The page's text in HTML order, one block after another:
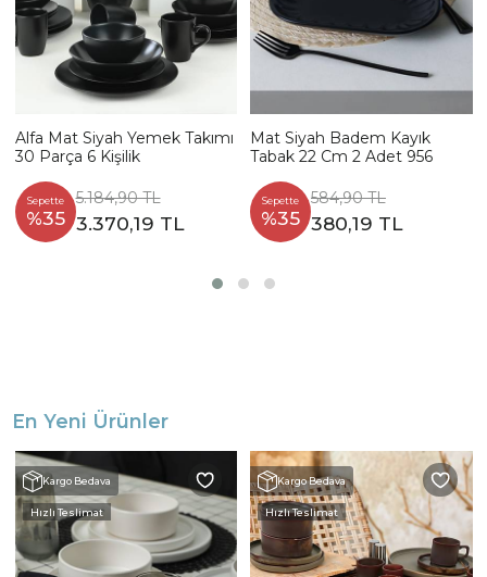
Alfa Mat Siyah Yemek Takımı
30 Parça 6 Kişilik
Sepette
%35
5.184,90 TL
3.370,19 TL
Mat Siyah Badem Kayık
Tabak 22 Cm 2 Adet 956
Sepette
%35
584,90 TL
380,19 TL
En Yeni Ürünler
Kargo Bedava
Hızlı Teslimat
Kargo Bedava
Hızlı Teslimat